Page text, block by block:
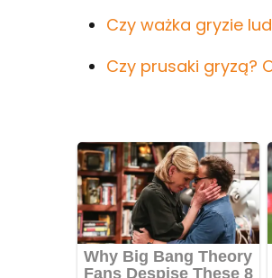
Czy ważka gryzie
Czy prusaki gryzą?